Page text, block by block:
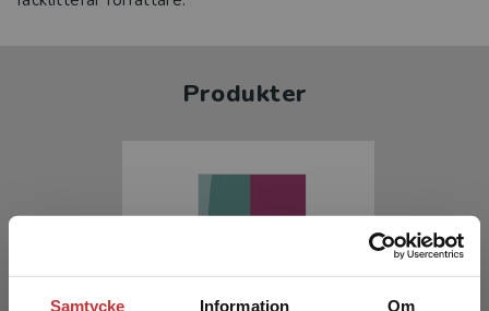
Samtycke Information Om
Produkter